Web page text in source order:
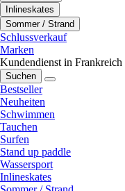
Inlineskates
Sommer / Strand
Schlussverkauf
Marken
Kundendienst in Frankreich
Suchen
Bestseller
Neuheiten
Schwimmen
Tauchen
Surfen
Stand up paddle
Wassersport
Inlineskates